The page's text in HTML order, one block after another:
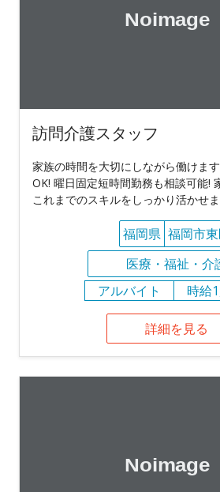
訪問介護スタッフ
家族の時間を大切にしながら働けま
OK! 曜日固定短時間勤務も相談可能!
これまでのスキルをしっかり活かせ
福岡県 福岡市
医療・福祉・介
アルバイト
時給
詳細を見る